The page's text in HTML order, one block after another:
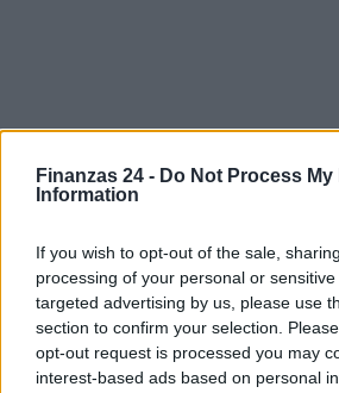
Finanzas 24 - Do Not Process My
Information
If you wish to opt-out of the sale,
processing of your personal or
targeted advertising by us, please use
section to confirm your selection.
opt-out request is processed you may
interest-based ads based on personal